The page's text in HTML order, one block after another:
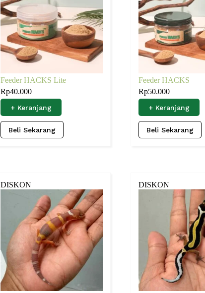
Feeder HACKS Lite
Rp40.000
+ Keranjang
Beli Sekarang
Feeder HACKS
Rp50.000
+ Keranjang
Beli Sekarang
DISKON DISKON